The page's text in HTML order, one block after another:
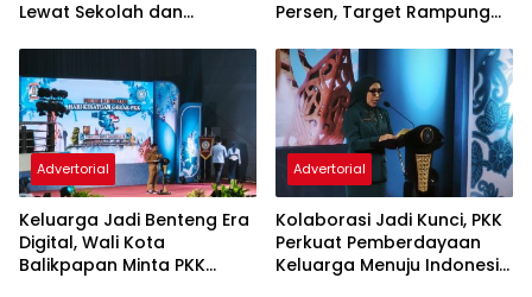
Lewat Sekolah dan
Persen, Target Rampung
Advertorial
Keluarga Jadi Benteng Era
Digital, Wali Kota
Balikpapan Minta PKK
Advertorial
Kolaborasi Jadi Kunci, PKK
Perkuat Pemberdayaan
Keluarga Menuju Indonesia